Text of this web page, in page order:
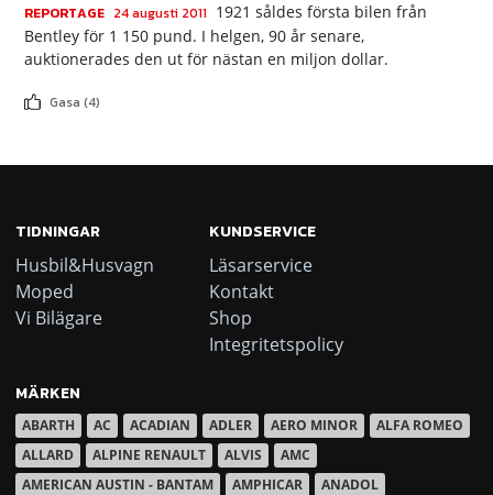
REPORTAGE 24 augusti 2011 1921 såldes första bilen från
Bentley för 1 150 pund. I helgen, 90 år senare,
auktionerades den ut för nästan en miljon dollar.
Gasa (4)
TIDNINGAR
Husbil&Husvagn
Moped
Vi Bilägare
KUNDSERVICE
Läsarservice
Kontakt
Shop
Integritetspolicy
MÄRKEN
ABARTH AC ACADIAN ADLER AERO MINOR
ALFA ROMEO
ALLARD
ALPINE RENAULT ALVIS
AMC
AMERICAN AUSTIN - BANTAM
AMPHICAR
ANADOL